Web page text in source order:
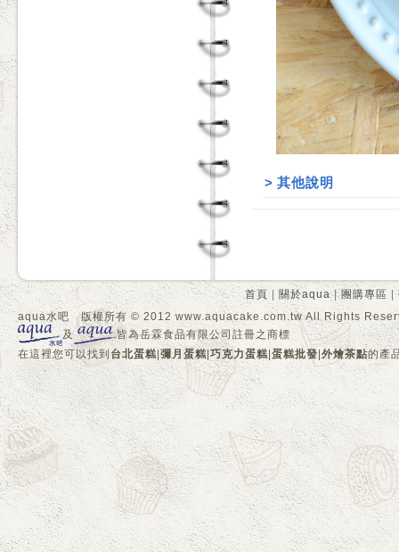
> 其他說明
首頁 關於aqua|團購專區 |
aqua水吧 版權所有 © 2012 www.aquacake.com.tw All Rights
及
皆為岳霖食品有限公司註冊之商標
在這裡您可以找到 台北蛋糕 |彌月蛋糕|巧克力蛋糕 蛋糕批發 外燴茶點的產